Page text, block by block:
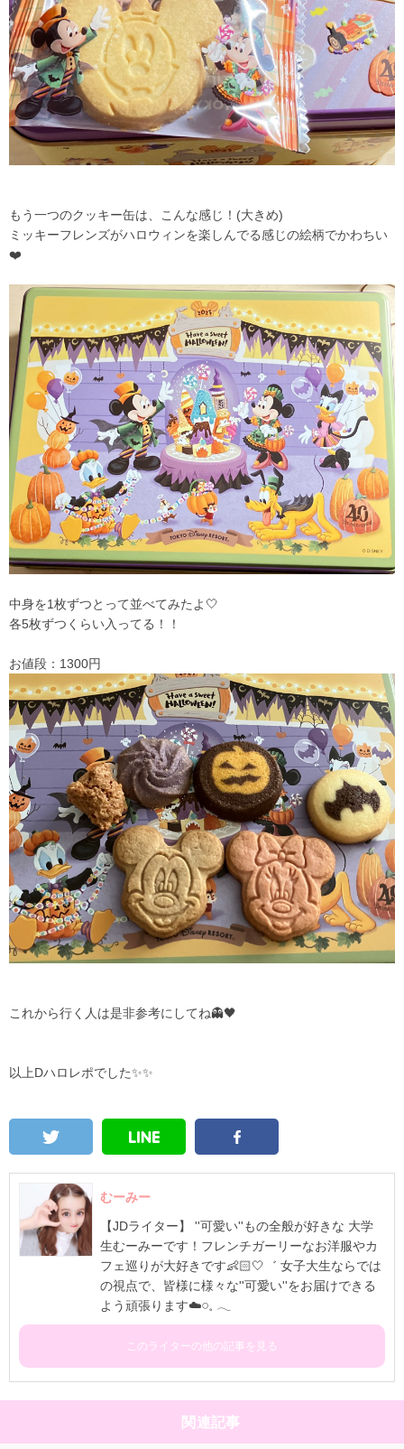
もう一つのクッキー缶は、こんな感じ！(大きめ)
ミッキーフレンズがハロウィンを楽しんでる感じの絵柄でかわちい
❤️
中身を1枚ずつとって並べてみたよ🤍
各5枚ずつくらい入ってる！！
お値段：1300円
これから行く人は是非参考にしてね👻🖤
以上Dハロレポでした✨✨
むーみー
【JDライター】 ''可愛い''もの全般が好きな 大学
生むーみーです！フレンチガーリーなお洋服やカ
フェ巡りが大好きです👶🏻🤍゛ 女子大生ならでは
の視点で、皆様に様々な''可愛い''をお届けできる
よう頑張ります☁️𓏸⁡𓈒 𓂃
このライターの他の記事を見る
関連記事